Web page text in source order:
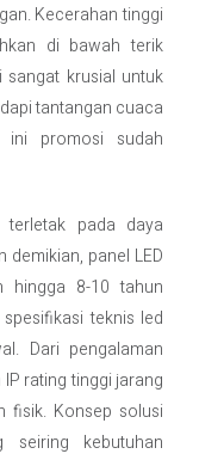
Kecerahan tinggi
di bawah terik
krusial untuk
tantangan cuaca
ini promosi sudah
terletak pada daya
panel LED
hingga 8-10 tahun
teknis led
Dari pengalaman
rating tinggi jarang
fisik. Konsep solusi
seiring kebutuhan